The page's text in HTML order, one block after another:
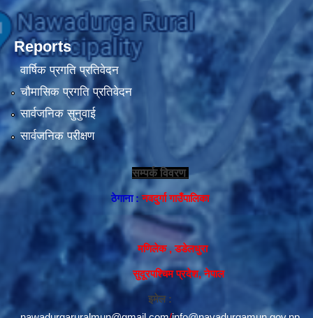
Reports
वार्षिक प्रगति प्रतिवेदन
चौमासिक प्रगति प्रतिवेदन
सार्वजनिक सुनुवाई
सार्वजनिक परीक्षण
सम्पर्क विवरण
ठेगाना :नवदुर्गा गाउँपालिका
मणिलेक , डडेलधुरा
सुदूरपश्चिम प्रदेश, नेपाल
इमेल :